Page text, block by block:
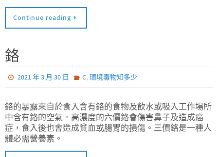
Continue reading
鉻
2021 年 3 月 30 日 C, 環境毒物知多少
鉻的暴露來自於食入含有鉻的食物及飲水或吸入工作場所
中含有鉻的空氣。高濃度的六價鉻會傷害鼻子及造成癌
症，食入後也會造成貧血或腸胃的損傷。三價鉻是一種人
體必需營養素。